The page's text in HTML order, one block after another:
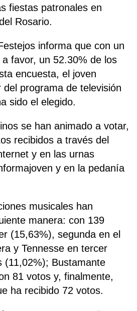
fiestas patronales en
Rosario.
informa que con un
favor, un 52.30% de los
encuesta, el joven
programa de televisión
sido el elegido.
se han animado a votar,
recibidos a través del
y en las urnas
y en la pedanía
musicales han
manera: con 139
(15,63%), segunda en el
y Tennesse en tercer
(11,02%); Bustamante
81 votos y, finalmente,
ha recibido 72 votos.